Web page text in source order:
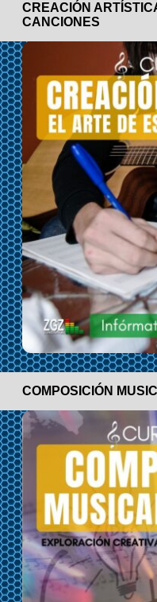
CREACIÓN
CANCIONES
COMPOSICIÓN